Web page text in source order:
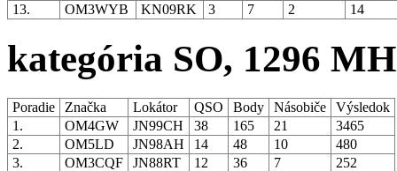
13.
OM3WYB KN09RK 3 7 2 14
kategória SO, 1296
Poradie Značka Lokátor QSO Body Násobiče
Výsledok
1.
OM4GW JN99CH 38 165 21
3465
2.
OM5LD JN98AH 14 48 10
480
3.
OM3CQF JN88RT 12 36 7
252